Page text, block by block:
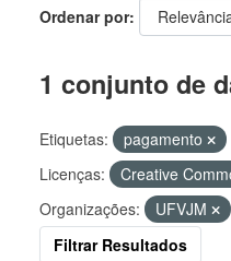
Ordenar por
1 conjunto de
Etiquetas: pagamento
Licenças:
Creative
Organizações:
UFVJM
Filtrar Resultados